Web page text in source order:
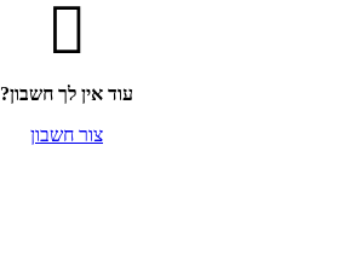
עוד אין לך חשבון?
צור חשבון